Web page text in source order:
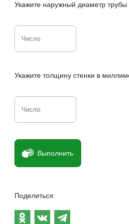
Укажите наружный диаметр
Укажите толщину стенки в
Выполнить
Поделиться: